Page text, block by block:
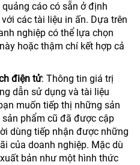
cáo có sẵn ở định
các tài liệu in ấn. Dựa trên
nghiệp có thể lựa chọn
hoặc thậm chí kết hợp cả
điện tử: Thông tin giá trị
dẫn sử dụng và tài liệu
muốn tiếp thị những sản
phẩm cũ đã được cập
dùng tiếp nhận được những
của doanh nghiệp. Mặc dù
bản như một hình thức